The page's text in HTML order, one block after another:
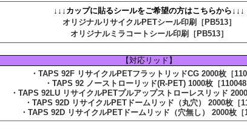
↓↓↓カップに貼るシールをご希望の方はこちらから↓↓↓
オリジナルリサイクルPETシール印刷［PB513］
オリジナルミラコートシール印刷［PB513］
【対応リッド】
・TAPS 92F リサイクルPETフラットリッドCG 2000枚［
・TAPS 92 ノーストローリッド(R-PET) 1000枚［
・TAPS 92LU リサイクルPETプルアップストローレスリッド
・TAPS 92D リサイクルPETドームリッド（丸穴） 2000枚［
・TAPS 92D リサイクルPETドームリッド（穴無し） 2000枚［